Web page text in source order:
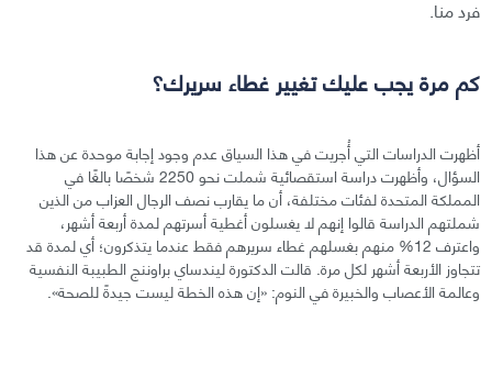
فرد منا.
كم مرة يجب عليك تغيير غطاء سريرك؟
أظهرت الدراسات التي أُجريت في هذا السياق عدم وجود إجابة موحدة عن هذا
السؤال، وأظهرت دراسة استقصائية شملت نحو 2250 شخصًا بالغًا في
المملكة المتحدة لفئات مختلفة، أن ما يقارب نصف الرجال العزاب من الذين
شملتهم الدراسة قالوا إنهم لا يغسلون أغطية أسرتهم لمدة أربعة أشهر،
واعترف 12% منهم بغسلهم غطاء سريرهم فقط عندما يتذكرون؛ أي لمدة قد
تتجاوز الأربعة أشهر لكل مرة. قالت الدكتورة ليندساي براوننج الطبيبة النفسية
وعالمة الأعصاب والخبيرة في النوم: «إن هذه الخطة ليست جيدةً للصحة».